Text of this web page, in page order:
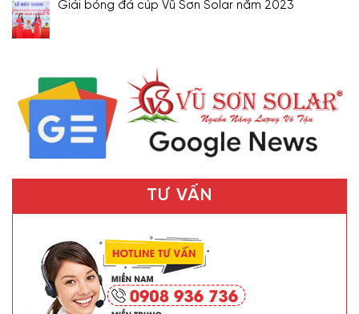
Giải bóng đá cúp Vũ Sơn Solar năm 2023
TƯ VẤN